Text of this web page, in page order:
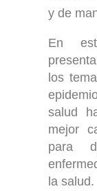
y de
En
los
salud
mejor
para
la